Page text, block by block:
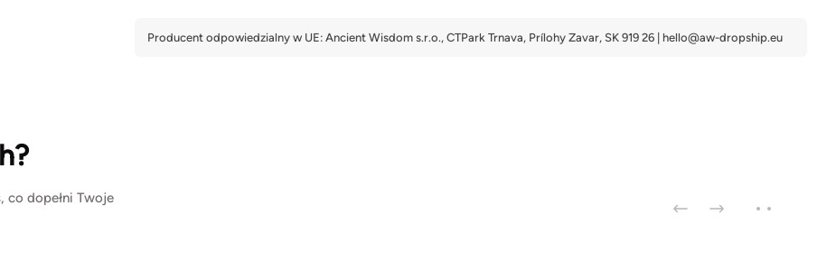
co dopełni Twoje